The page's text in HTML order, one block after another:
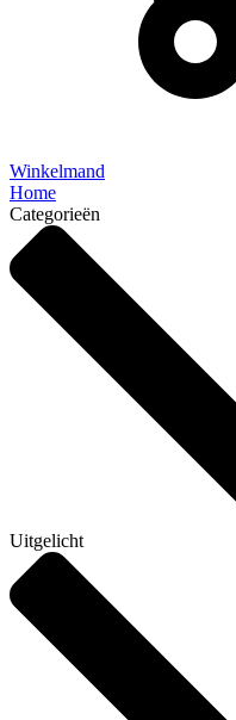
Winkelmand
Home
Categorieën
Uitgelicht